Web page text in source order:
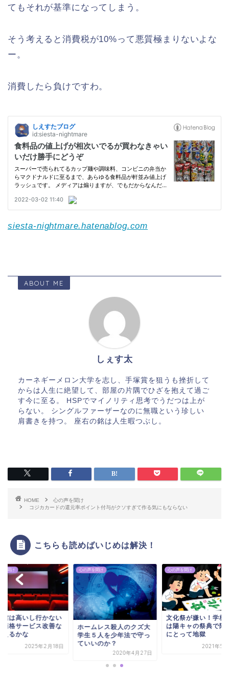
てもそれが基準になってしまう。
そう考えると消費税が10%って悪質極まりないよな
ー。
消費したら負けですわ。
siesta-nightmare.hatenablog.com
ABOUT ME
しぇす太
カーネギーメロン大学を志し、手塚賞を狙うも挫折して
からは人生に絶望して、部屋の片隅でひざを抱えて過ご
す今に至る。 HSPでマイノリティ思考でうだつは上が
らない。 シングルファーザーなのに無職という珍しい
肩書きを持つ。 座右の銘は人生暇つぶし。
HOME
心の声を聞け
コジカカードの還元率ポイント付与がクソすぎて作る気にもならない
こちらも読めばいじめは解決！
を聞け
館は高いし行かない
価格サービス改善な
えるかな
2025年2月18日
心の声を聞け
ホームレス殺人のクズ大
学生５人を少年法で守っ
ていいのか？
2020年4月27日
心の声を聞け
文化祭が嫌い！学校
は陽キャの祭典で陰
にとって地獄
2021年5